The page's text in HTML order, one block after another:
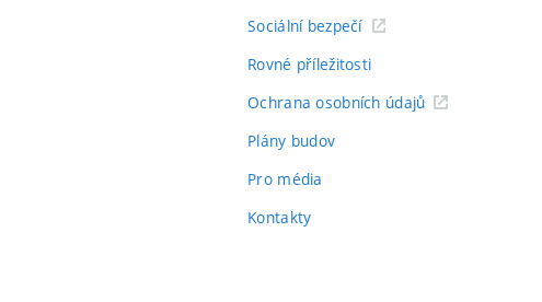
Sociální bezpečí
Rovné příležitosti
Ochrana osobních údajů
Plány budov
Pro média
Kontakty